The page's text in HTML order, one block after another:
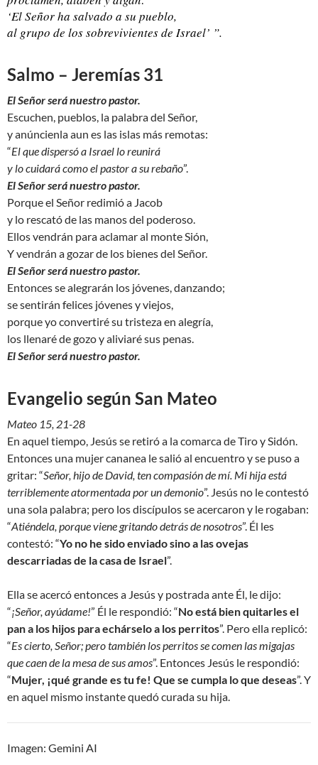
‘El Señor ha salvado a su pueblo,
al grupo de los sobrevivientes de Israel’ ”.
Salmo – Jeremías 31
El Señor será nuestro pastor.
Escuchen, pueblos, la palabra del Señor,
y anúncienla aun es las islas más remotas:
“El que dispersó a Israel lo reunirá
y lo cuidará como el pastor a su rebaño”.
El Señor será nuestro pastor.
Porque el Señor redimió a Jacob
y lo rescató de las manos del poderoso.
Ellos vendrán para aclamar al monte Sión,
Y vendrán a gozar de los bienes del Señor.
El Señor será nuestro pastor.
Entonces se alegrarán los jóvenes, danzando;
se sentirán felices jóvenes y viejos,
porque yo convertiré su tristeza en alegría,
los llenaré de gozo y aliviaré sus penas.
El Señor será nuestro pastor.
Evangelio según San Mateo
Mateo 15, 21-28
En aquel tiempo, Jesús se retiró a la comarca de Tiro y Sidón.
Entonces una mujer cananea le salió al encuentro y se puso a
gritar: “Señor, hijo de David, ten compasión de mí. Mi hija está
terriblemente atormentada por un demonio”. Jesús no le contestó
una sola palabra; pero los discípulos se acercaron y le rogaban:
“Atiéndela, porque viene gritando detrás de nosotros”. Él les
contestó: “Yo no he sido enviado sino a las ovejas
descarriadas de la casa de Israel”.
Ella se acercó entonces a Jesús y postrada ante Él, le dijo:
“¡Señor, ayúdame!” Él le respondió: “No está bien quitarles el
pan a los hijos para echárselo a los perritos”. Pero ella replicó:
“Es cierto, Señor; pero también los perritos se comen las migajas
que caen de la mesa de sus amos”. Entonces Jesús le respondió:
“Mujer, ¡qué grande es tu fe! Que se cumpla lo que deseas”. Y
en aquel mismo instante quedó curada su hija.
Imagen: Gemini AI